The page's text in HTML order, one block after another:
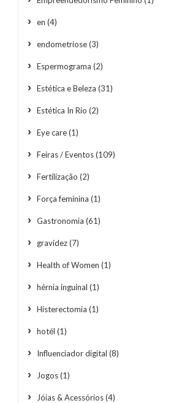
en (4)
endometriose(3)
Espermograma (2)
Estética e Beleza (31)
Estética In Rio (2)
Eye care(1)
Feiras / Eventos(109)
Fertilização (2)
Força feminina (1)
Gastronomia (61)
gravidez(7)
Health of Women (1)
hérnia inguinal (1)
Histerectomia (1)
hotél (1)
Influenciador digital (8)
Jogos(1)
Jóias & Acessórios(4)